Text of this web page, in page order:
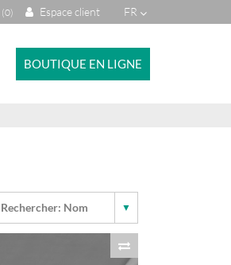
FR
Espace client
(0)
BOUTIQUE EN LIGNE